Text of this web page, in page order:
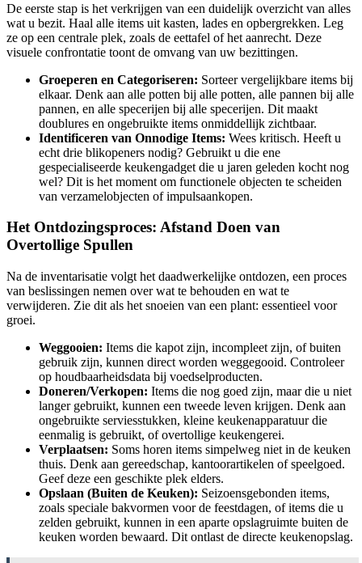
De eerste stap is het verkrijgen van een duidelijk overzicht van alles
wat u bezit. Haal alle items uit kasten, lades en opbergrekken. Leg
ze op een centrale plek, zoals de eettafel of het aanrecht. Deze
visuele confrontatie toont de omvang van uw bezittingen.
Groeperen en Categoriseren: Sorteer vergelijkbare items bij
elkaar. Denk aan alle potten bij alle potten, alle pannen bij alle
pannen, en alle specerijen bij alle specerijen. Dit maakt
doublures en ongebruikte items onmiddellijk zichtbaar.
Identificeren van Onnodige Items: Wees kritisch. Heeft u
echt drie blikopeners nodig? Gebruikt u die ene
gespecialiseerde keukengadget die u jaren geleden kocht nog
wel? Dit is het moment om functionele objecten te scheiden
van verzamelobjecten of impulsaankopen.
Het Ontdozingsproces: Afstand Doen van
Overtollige Spullen
Na de inventarisatie volgt het daadwerkelijke ontdozen, een proces
van beslissingen nemen over wat te behouden en wat te
verwijderen. Zie dit als het snoeien van een plant: essentieel voor
groei.
Weggooien: Items die kapot zijn, incompleet zijn, of buiten
gebruik zijn, kunnen direct worden weggegooid. Controleer
op houdbaarheidsdata bij voedselproducten.
Doneren/Verkopen: Items die nog goed zijn, maar die u niet
langer gebruikt, kunnen een tweede leven krijgen. Denk aan
ongebruikte serviesstukken, kleine keukenapparatuur die
eenmalig is gebruikt, of overtollige keukengerei.
Verplaatsen: Soms horen items simpelweg niet in de keuken
thuis. Denk aan gereedschap, kantoorartikelen of speelgoed.
Geef deze een geschikte plek elders.
Opslaan (Buiten de Keuken): Seizoensgebonden items,
zoals speciale bakvormen voor de feestdagen, of items die u
zelden gebruikt, kunnen in een aparte opslagruimte buiten de
keuken worden bewaard. Dit ontlast de directe keukenopslag.